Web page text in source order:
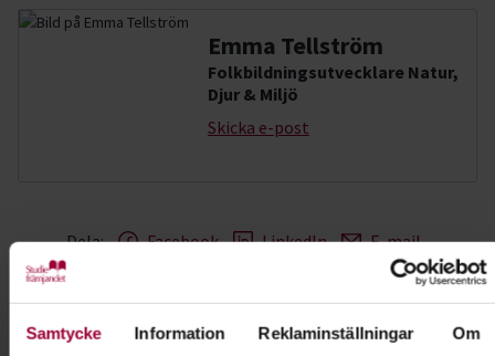
Samtycke Information Reklaminställningar Om
Emma Tellström
Folkbildningsutvecklare Natur,
Djur & Miljö
Skicka e-post
Dela: Facebook LinkedIn E-mail